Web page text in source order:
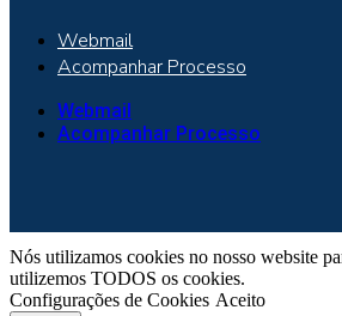
Webmail
Acompanhar Processo
Webmail
Acompanhar Processo
Nós utilizamos cookies no nosso website
utilizemos TODOS os cookies.
Configurações de Cookies Aceito